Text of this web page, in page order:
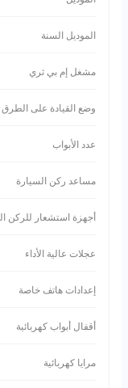
الموديل السنة
مشغل إم بي ثري
وضع القيادة على الطرق
عدد الأبواب
مساعد ركن السيارة
أجهزة استشعار للركن
عجلات عالية الأداء
إعدادات هاتف خاصة
أقفال أبواب كهربائية
مرايا كهربائية